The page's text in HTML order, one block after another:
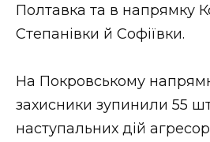
Полтавка та в напрямку
Степанівки й Софіївки.
На Покровському
захисники зупинили 55
наступальних дій